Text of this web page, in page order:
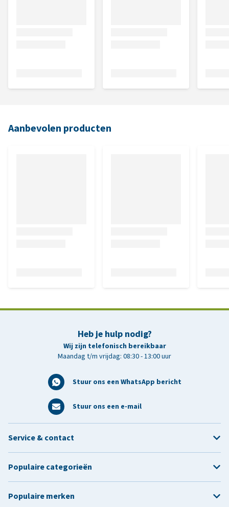
Aanbevolen producten
Heb je hulp nodig?
Wij zijn telefonisch bereikbaar
Maandag t/m vrijdag: 08:30 - 13:00 uur
Stuur ons een WhatsApp bericht
Stuur ons een e-mail
Service & contact
Populaire categorieën
Populaire merken